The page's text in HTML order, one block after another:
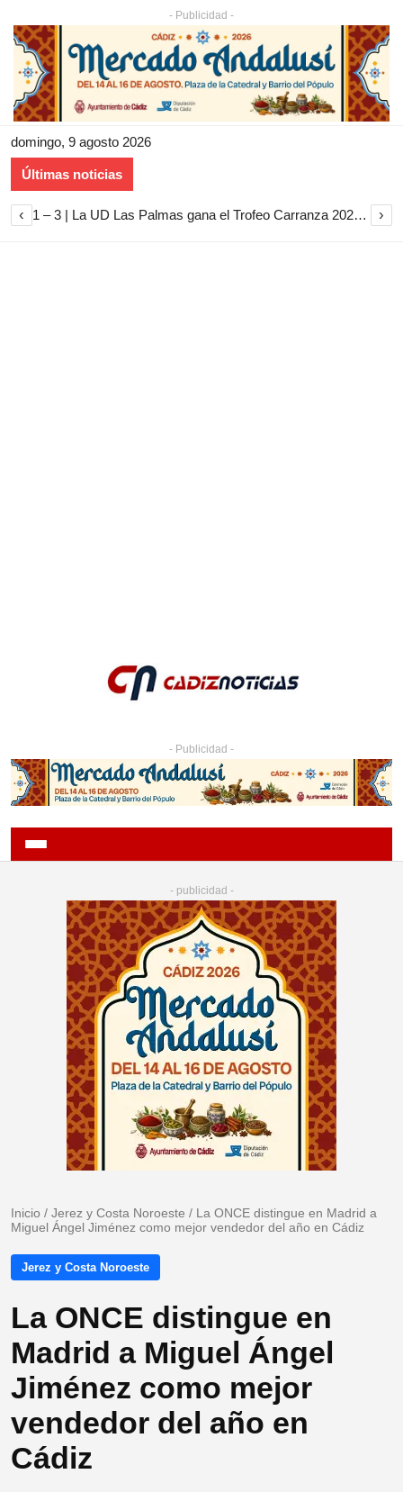
- Publicidad -
domingo, 9 agosto 2026
Últimas noticias
‹ 1 – 3 | La UD Las Palmas gana el Trofeo Carranza 2026 tras imponerse al Cádiz CF ›
- Publicidad -
- publicidad -
Inicio / Jerez y Costa Noroeste / La ONCE distingue en Madrid a
Miguel Ángel Jiménez como mejor vendedor del año en Cádiz
Jerez y Costa Noroeste
La ONCE distingue en
Madrid a Miguel Ángel
Jiménez como mejor
vendedor del año en
Cádiz